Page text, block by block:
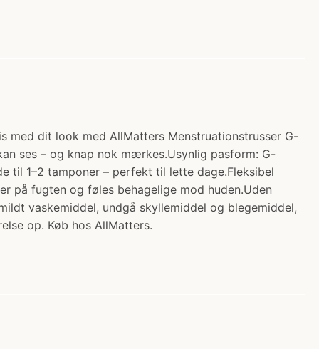
med dit look med AllMatters Menstruationstrusser G-
ses – og knap nok mærkes.Usynlig pasform: G-
til 1–2 tamponer – perfekt til lette dage.Fleksibel
på fugten og føles behagelige mod huden.Uden
vaskemiddel, undgå skyllemiddel og blegemiddel,
op. Køb hos AllMatters.